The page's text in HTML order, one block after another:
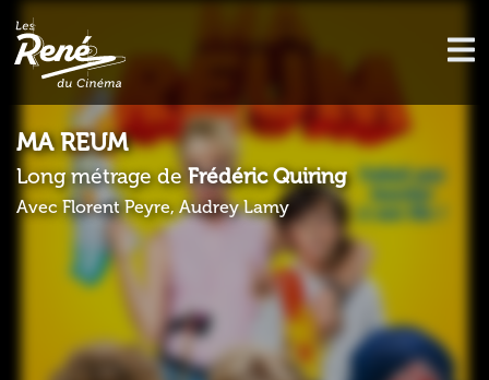
MA REUM
Long métrage de Frédéric Quiring
Avec Florent Peyre, Audrey Lamy